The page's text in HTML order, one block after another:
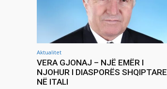
Aktualitet
VERA GJONAJ – NJË EMËR I
NJOHUR I DIASPORËS SHQIPTARE
NË ITALI